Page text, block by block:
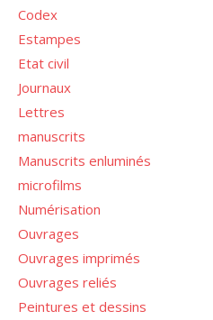
Codex
Estampes
Etat civil
Journaux
Lettres
manuscrits
Manuscrits enluminés
microfilms
Numérisation
Ouvrages
Ouvrages imprimés
Ouvrages reliés
Peintures et dessins